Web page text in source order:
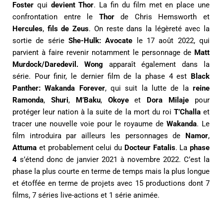
Foster qui devient Thor. La fin du film met en place une
confrontation entre le Thorde Chris Hemsworth et
Hercules, fils de Zeus. On reste dans la légèreté avec la
sortie de série She-Hulk: Avocate le 17 août 2022, qui
parvient à faire revenir notamment le personnage de Matt
Murdock/Daredevil.
Wong apparaît également dans la
série. Pour finir, le dernier film de la phase 4 est Black
Panther: Wakanda Forever, qui suit la lutte de lareine
Ramonda, Shuri, M’Baku, Okoyeet Dora Milaje pour
protéger leur nation à la suite de la mort du roi T’Challaet
tracer une nouvelle voie pour le royaume de Wakanda. Le
film introduira par ailleurs les personnages de Namor,
Attuma et probablement celui du Docteur Fatalis. La phase
4 s’étend donc de janvier 2021 à novembre 2022. C’est la
phase la plus courte en terme de temps mais la plus longue
et étoffée en terme de projets avec 15 productions dont 7
films, 7 séries live-actions et 1 série animée.